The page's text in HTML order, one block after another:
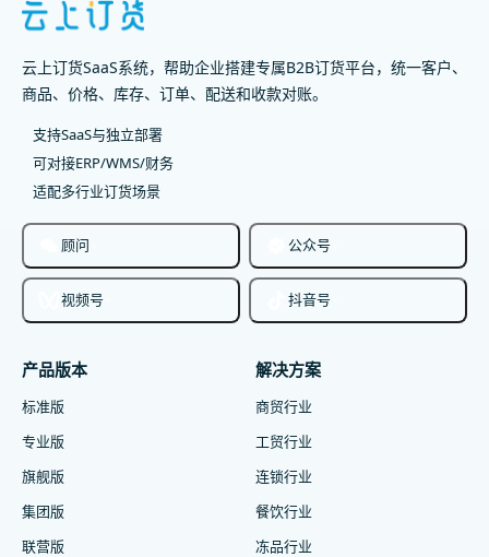
云上订货SaaS系统，帮助企业搭建专属B2B订货平台，统一客户、
商品、价格、库存、订单、配送和收款对账。
支持SaaS与独立部署
可对接ERP/WMS/财务
适配多行业订货场景
顾问 公众号
视频号 抖音号
产品版本
标准版
专业版
旗舰版
集团版
联营版
解决方案
商贸行业
工贸行业
连锁行业
餐饮行业
冻品行业